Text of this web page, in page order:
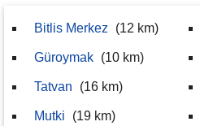
Bitlis Merkez (12 km)
Güroymak (10 km)
Tatvan (16 km)
Mutki (19 km)